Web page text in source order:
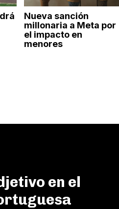
Nueva sanción
millonaria a Meta por
el impacto en
menores
en el